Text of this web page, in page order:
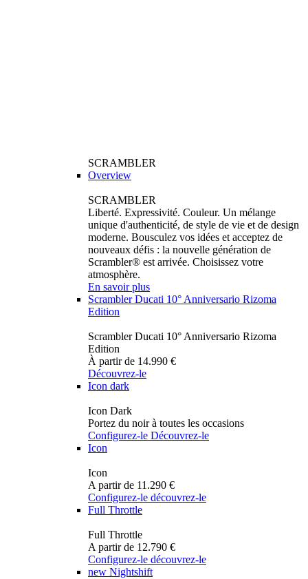
SCRAMBLER
Overview
SCRAMBLER
Liberté. Expressivité. Couleur. Un mélange
unique d'authenticité, de style de vie et de design
moderne. Bousculez vos idées et acceptez de
nouveaux défis : la nouvelle génération de
Scrambler® est arrivée. Choisissez votre
atmosphère.
En savoir plus
Scrambler Ducati 10° Anniversario Rizoma
Edition
Scrambler Ducati 10° Anniversario Rizoma
Edition
À partir de 14.990 €
Découvrez-le
Icon dark
Icon Dark
Portez du noir à toutes les occasions
Configurez-le Découvrez-le
Icon
Icon
A partir de 11.290 €
Configurez-le découvrez-le
Full Throttle
Full Throttle
A partir de 12.790 €
Configurez-le découvrez-le
new Nightshift